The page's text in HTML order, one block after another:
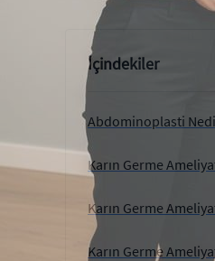
İçindekiler
Abdominoplasti
Karın Germe
Karın Germe
Karın Germe